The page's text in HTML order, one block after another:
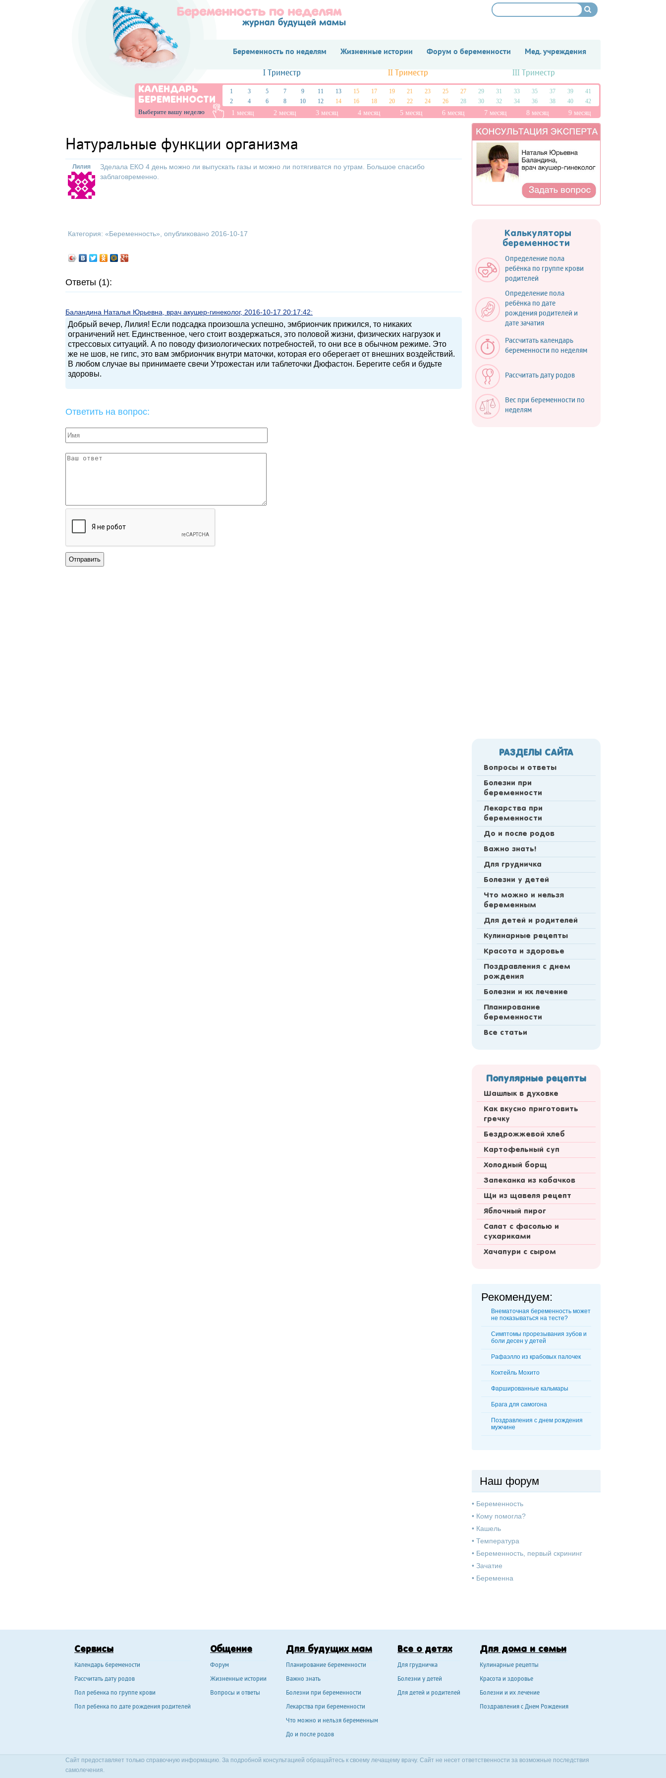
Беременность по неделям Жизненные истории Форум о беременности Мед. учреждения
I Триместр II Триместр III Триместр
КАЛЕНДАРЬ
БЕРЕМЕННОСТИ
Выберите вашу неделю
1 3 5 7 9 11 13 15 17 19 21 23 25 27 29 31 33 35 37 39
41
2
4 6 8 10 12 14 16 18 20 22 24 26 28 30 32 34 36 38 40 42
1 месяц 2 месяц 3 месяц 4 месяц 5 месяц 6 месяц 7 месяц 8 месяц 9 месяц
Натуральные функции организма
Лилия
Зделала ЕКО 4 день можно ли выпускать газы и можно ли потягиватся по утрам. Большое спасибо
заблаговременно.
Категория: «Беременность», опубликовано 2016-10-17
Ответы (1):
Баландина Наталья Юрьевна, врач акушер-гинеколог, 2016-10-17 20:17:42:
Добрый вечер, Лилия! Если подсадка произошла успешно, эмбриончик прижился, то никаких
ограничений нет. Единственное, чего стоит воздержаться, это половой жизни, физических нагрузок и
стрессовых ситуаций. А по поводу физиологических потребностей, то они все в обычном режиме. Это
же не шов, не гипс, это вам эмбриончик внутри маточки, которая его оберегает от внешних воздействий.
В любом случае вы принимаете свечи Утрожестан или таблеточки Дюфастон. Берегите себя и будьте
здоровы.
Ответить на вопрос:
Калькуляторы
беременности
Определение пола
ребёнка по группе крови
родителей
Определение пола
ребёнка по дате
рождения родителей и
дате зачатия
Рассчитать календарь
беременности по неделям
Рассчитать дату родов
Вес при беременности по
неделям
РАЗДЕЛЫ САЙТА
Вопросы и ответы
Болезни при
беременности
Лекарства при
беременности
До и после родов
Важно знать!
Для грудничка
Болезни у детей
Что можно и нельзя
беременным
Для детей и родителей
Кулинарные рецепты
Красота и здоровье
Поздравления с днем
рождения
Болезни и их лечение
Планирование
беременности
Все статьи
Популярные рецепты
Шашлык в духовке
Как вкусно приготовить
гречку
Бездрожжевой хлеб
Картофельный суп
Холодный борщ
Запеканка из кабачков
Щи из щавеля рецепт
Яблочный пирог
Салат с фасолью и
сухариками
Хачапури с сыром
Рекомендуем:
Внематочная беременность может
не показываться на тесте?
Симптомы прорезывания зубов и
боли десен у детей
Рафаэлло из крабовых палочек
Коктейль Мохито
Фаршированные кальмары
Брага для самогона
Поздравления с днем рождения
мужчине
Наш форум
• Беременность
• Кому помогла?
• Кашель
• Температура
• Беременность, первый скрининг
• Зачатие
• Беременна
Сервисы
Календарь беремености
Рассчитать дату родов
Пол ребенка по группе крови
Пол ребенка по дате рождения родителей
Общение
Форум
Жизненные истории
Вопросы и ответы
Для будущих мам
Планирование беременности
Важно знать
Болезни при беременности
Лекарства при беременности
Что можно и нельзя беременным
До и после родов
Все о детях
Для грудничка
Болезни у детей
Для детей и родителей
Для дома и семьи
Кулинарные рецепты
Красота и здоровье
Болезни и их лечение
Поздравления с Днем Рождения
Сайт предоставляет только справочную информацию. За подробной консультацией обращайтесь к своему лечащему врачу. Сайт не несет ответственности за возможные последствия
самолечения.